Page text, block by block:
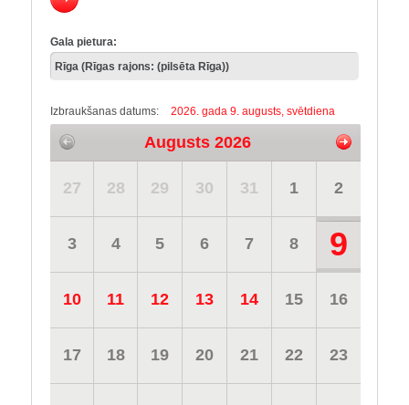
Gala pietura:
Izbraukšanas datums: 2026. gada 9. augusts, svētdiena
Augusts 2026
27 28 29 30 31 1 2
3 4 5 6 7 8 9
10 11 12 13 14 15 16
17 18 19 20 21 22 23